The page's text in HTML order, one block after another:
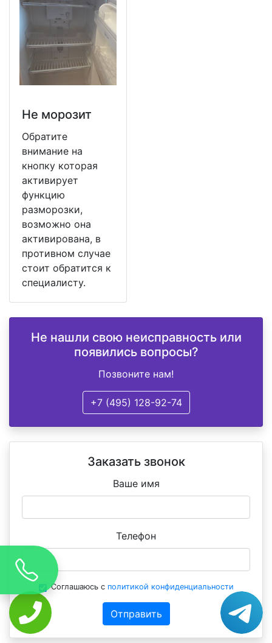
Не морозит
Обратите
внимание на
кнопку которая
активирует
функцию
разморозки,
возможно она
активирована, в
противном случае
стоит обратится к
специалисту.
Не нашли свою неисправность или
появились вопросы?
Позвоните нам!
+7 (495) 128-92-74
Заказать звонок
Ваше имя
Телефон
Соглашаюсь с политикой конфиденциальности
Отправить